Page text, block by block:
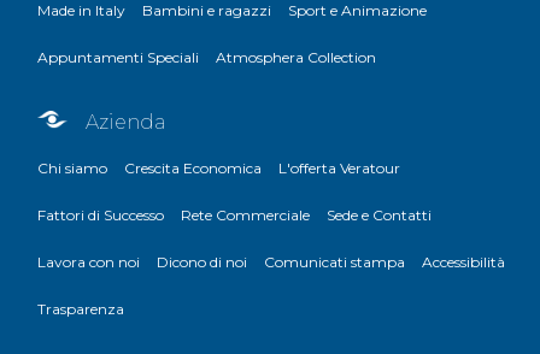
Made in Italy Bambini e ragazzi Sport e Animazione
Appuntamenti Speciali Atmosphera Collection
Azienda
Chi siamo Crescita Economica L'offerta Veratour
Fattori di Successo Rete Commerciale Sede e Contatti
Lavora con noi Dicono di noi Comunicati stampa Accessibilità
Trasparenza